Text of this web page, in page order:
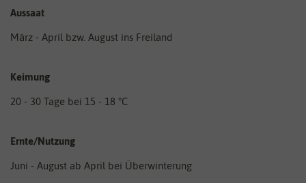
Aussaat
März - April bzw. August ins Freiland
Keimung
20 - 30 Tage bei 15 - 18 °C
Ernte/Nutzung
Juni - August ab April bei Überwinterung